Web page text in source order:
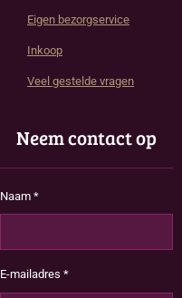
Eigen bezorgservice
Inkoop
Veel gestelde vragen
Neem contact op
Naam *
E-mailadres *